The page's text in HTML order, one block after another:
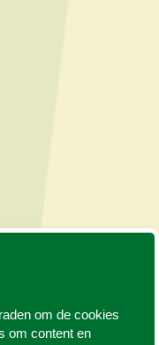
om de cookies
om content en
Burg